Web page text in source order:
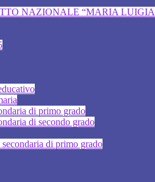
NAZIONALE “MARIA
di primo grado
di secondo grado
di primo grado